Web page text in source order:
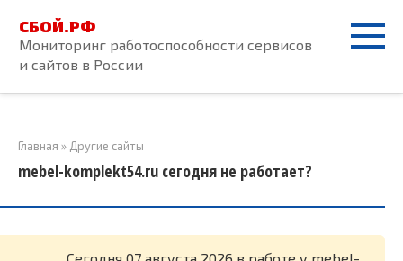
контенту
СБОЙ.РФ
Мониторинг работоспособности сервисов
и сайтов в России
Главная » Другие сайты
mebel-komplekt54.ru сегодня не работает?